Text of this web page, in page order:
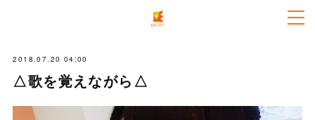
2018.07.20 04:00
△歌を覚えながら△